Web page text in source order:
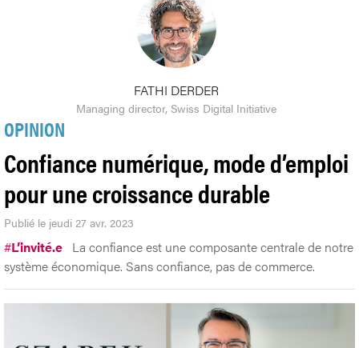
FATHI DERDER
Managing director, Swiss Digital Initiative
OPINION
Confiance numérique, mode d’emploi
pour une croissance durable
Publié le jeudi 27 avr. 2023
#L’invité.e La confiance est une composante centrale de notre
système économique. Sans confiance, pas de commerce.